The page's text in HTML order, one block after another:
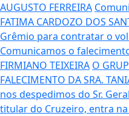
AUGUSTO FERREIRA
FATIMA CARDOZO DOS
Grêmio para contratar o
Comunicamos o
FIRMIANO TEIXEIRA O
FALECIMENTO DA SRA.
nos despedimos do Sr.
titular do Cruzeiro, entra